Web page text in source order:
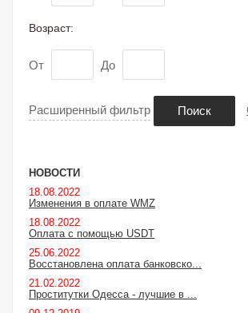
Возраст:
От До
Расширенный фильтр Поиск
НОВОСТИ
18.08.2022
Изменения в оплате WMZ
18.08.2022
Оплата с помощью USDT
25.06.2022
Восстановлена оплата банковско...
21.02.2022
Проститутки Одесса - лучшие в ...